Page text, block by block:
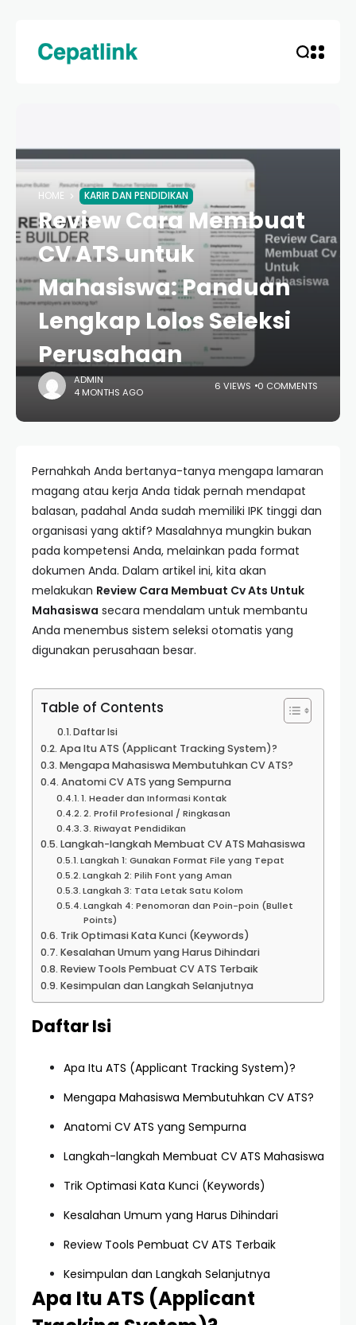
HOME KARIR DAN PENDIDIKAN
Review Cara Membuat
CV ATS untuk
Mahasiswa: Panduan
Lengkap Lolos Seleksi
Perusahaan
ADMIN
4 MONTHS AGO
6 VIEWS 0 COMMENTS
Pernahkah Anda bertanya-tanya mengapa lamaran
magang atau kerja Anda tidak pernah mendapat
balasan, padahal Anda sudah memiliki IPK tinggi dan
organisasi yang aktif? Masalahnya mungkin bukan
pada kompetensi Anda, melainkan pada format
dokumen Anda. Dalam artikel ini, kita akan
melakukan Review Cara Membuat Cv Ats Untuk
Mahasiswa secara mendalam untuk membantu
Anda menembus sistem seleksi otomatis yang
digunakan perusahaan besar.
Table of Contents
Daftar Isi
Apa Itu ATS (Applicant Tracking System)?
Mengapa Mahasiswa Membutuhkan CV ATS?
Anatomi CV ATS yang Sempurna
1. Header dan Informasi Kontak
2. Profil Profesional / Ringkasan
3. Riwayat Pendidikan
Langkah-langkah Membuat CV ATS Mahasiswa
Langkah 1: Gunakan Format File yang Tepat
Langkah 2: Pilih Font yang Aman
Langkah 3: Tata Letak Satu Kolom
Langkah 4: Penomoran dan Poin-poin (Bullet
Points)
Trik Optimasi Kata Kunci (Keywords)
Kesalahan Umum yang Harus Dihindari
Review Tools Pembuat CV ATS Terbaik
Kesimpulan dan Langkah Selanjutnya
Daftar Isi
Apa Itu ATS (Applicant Tracking System)?
Mengapa Mahasiswa Membutuhkan CV ATS?
Anatomi CV ATS yang Sempurna
Langkah-langkah Membuat CV ATS Mahasiswa
Trik Optimasi Kata Kunci (Keywords)
Kesalahan Umum yang Harus Dihindari
Review Tools Pembuat CV ATS Terbaik
Kesimpulan dan Langkah Selanjutnya
Apa Itu ATS (Applicant